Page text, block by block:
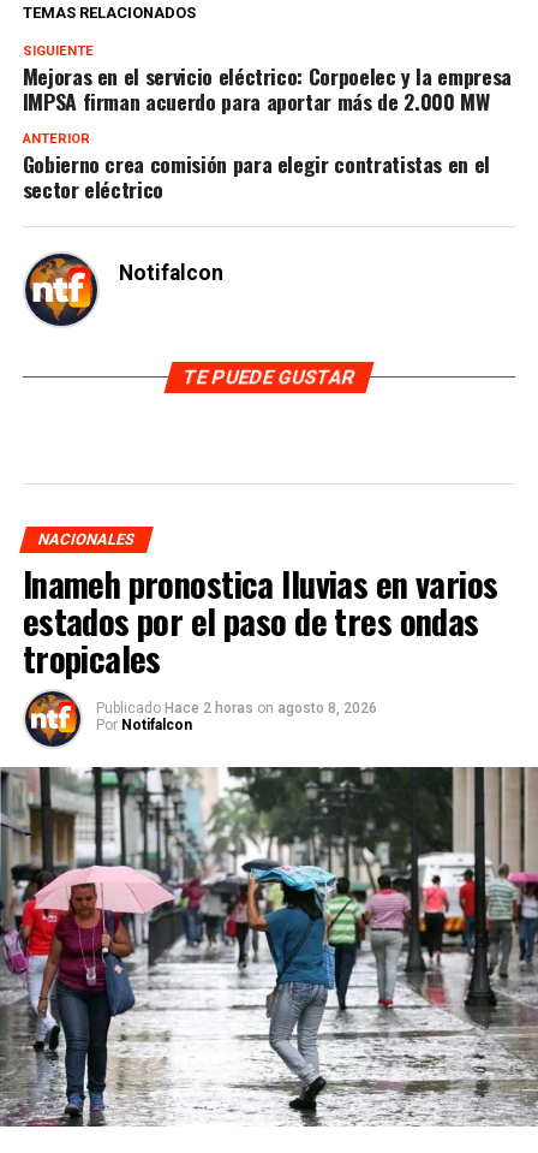
TEMAS RELACIONADOS
SIGUIENTE
Mejoras en el servicio eléctrico: Corpoelec y la empresa
IMPSA firman acuerdo para aportar más de 2.000 MW
ANTERIOR
Gobierno crea comisión para elegir contratistas en el
sector eléctrico
Notifalcon
TE PUEDE GUSTAR
NACIONALES
Inameh pronostica lluvias en varios
estados por el paso de tres ondas
tropicales
Publicado Hace 2 horas on agosto 8, 2026
Por Notifalcon